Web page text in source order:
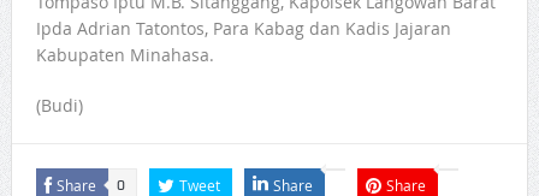
Ipda Adrian Tatontos, Para Kabag dan Kadis Jajaran
Kabupaten Minahasa.
(Budi)
Share 0 Tweet Share Share